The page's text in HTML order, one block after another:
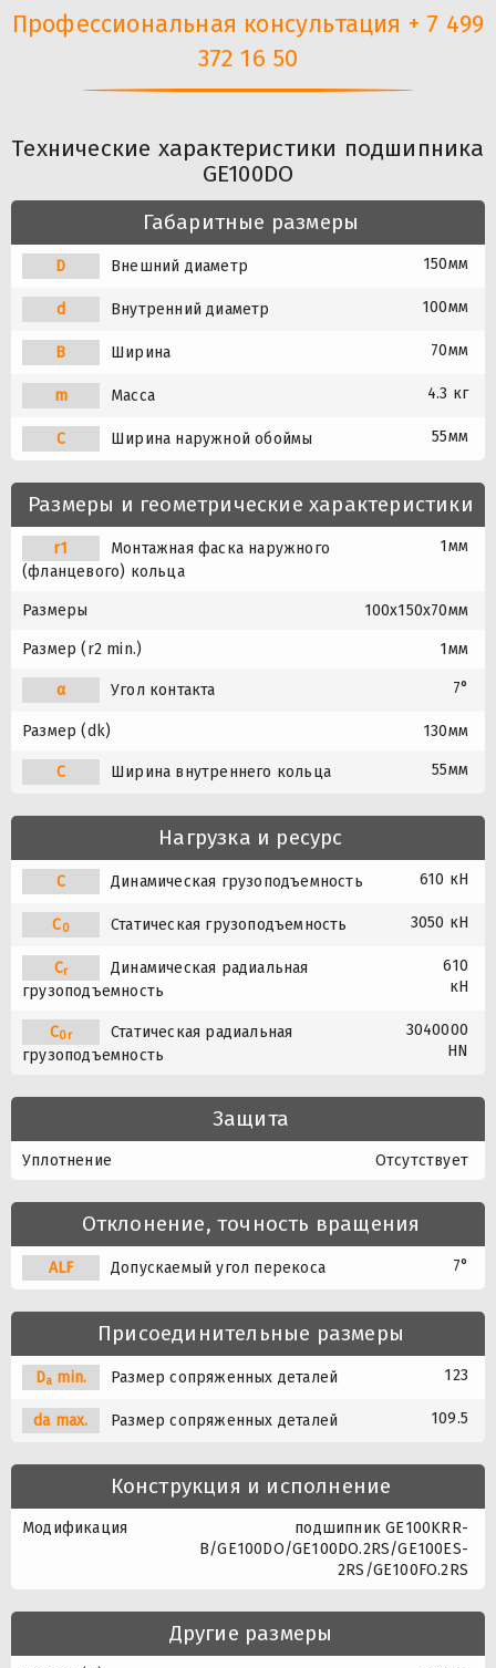
Профессиональная консультация + 7 499
372 16 50
Технические характеристики подшипника
GE100DO
Габаритные размеры
D Внешний диаметр 150мм
d Внутренний диаметр 100мм
B Ширина 70мм
m Масса 4.3 кг
C Ширина наружной обоймы 55мм
Размеры и геометрические характеристики
r1
Монтажная фаска наружного
(фланцевого) кольца
1мм
Размеры 100x150x70мм
Размер (r2 min.) 1мм
α Угол контакта 7°
Размер (dk) 130мм
C Ширина внутреннего кольца 55мм
Нагрузка и ресурс
C Динамическая грузоподъемность 610 кН
C0 Статическая грузоподъемность 3050 кН
Cr
Динамическая радиальная
грузоподъемность
610
кН
C0r
Статическая радиальная
грузоподъемность
3040000
HN
Защита
Уплотнение Отсутствует
Отклонение, точность вращения
ALF Допускаемый угол перекоса 7°
Присоединительные размеры
Da min. Размер сопряженных деталей 123
da max. Размер сопряженных деталей 109.5
Конструкция и исполнение
Модификация
подшипник GE100KRR-
B/GE100DO/GE100DO.2RS/GE100ES-
2RS/GE100FO.2RS
Другие размеры